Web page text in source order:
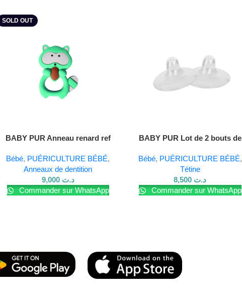
SOLD OUT
Lire La Suite
BABY PUR Anneau renard ref
Bébé, PUÉRICULTURE BÉBÉ,
Anneaux de dentition
د.ت 9,000
Commander sur WhatsApp
BABY PUR Lot de 2 bouts de
Bébé, PUÉRICULTURE BÉBÉ,
Tétine
د.ت
Commander sur WhatsApp